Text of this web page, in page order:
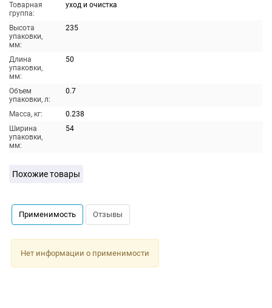
Товарная
группа:
уход и очистка
Высота
упаковки,
мм:
235
Длина
упаковки,
мм:
50
Объем
упаковки, л:
0.7
Масса, кг:
0.238
Ширина
упаковки,
мм:
54
Похожие товары
Применимость Отзывы
Нет информации о применимости